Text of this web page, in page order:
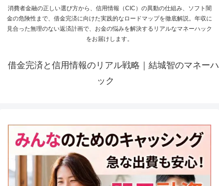
消費者金融の正しい選び方から、信用情報（CIC）の異動の仕組み、ソフト闇
金の危険性まで、借金完済に向けた実践的なロードマップを徹底解説。年収に
見合った無理のない返済計画で、お金の悩みを解決するリアルなマネーハック
をお届けします。
借金完済と信用情報のリアル戦略｜結城智のマネーハ
ック